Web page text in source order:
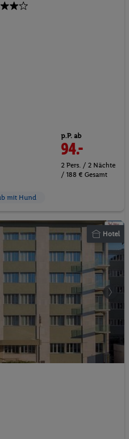
p.P. ab
94.-
2 Pers. / 2 Nächte
/ 188 € Gesamt
mit Hund
Hotel